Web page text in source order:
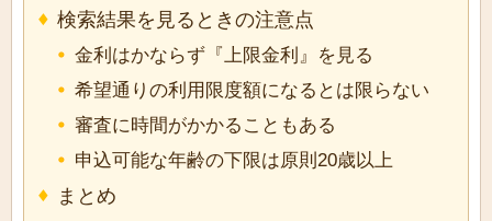
検索結果を見るときの注意点
金利はかならず『上限金利』を見る
希望通りの利用限度額になるとは限らない
審査に時間がかかることもある
申込可能な年齢の下限は原則20歳以上
まとめ